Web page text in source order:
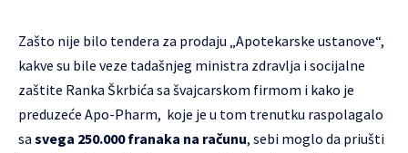
Zašto nije bilo tendera za prodaju „Apotekarske ustanove“,
kakve su bile veze tadašnjeg ministra zdravlja i socijalne
zaštite Ranka Škrbića sa švajcarskom firmom i kako je
preduzeće Apo-Pharm, koje je u tom trenutku raspolagalo
sa svega 250.000 franaka na računu, sebi moglo da priušti